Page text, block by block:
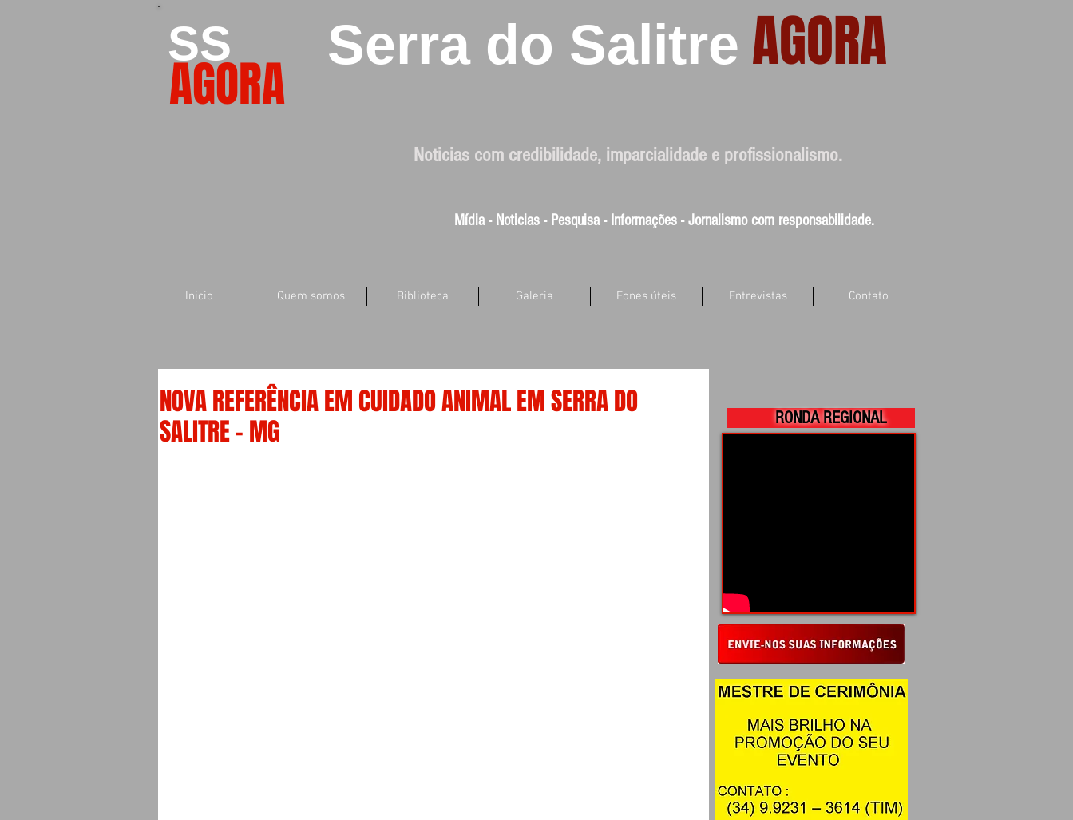
SS
AGORA
Serra do Salitre AGORA
Noticias com credibilidade, imparcialidade e profissionalismo.
Mídia - Noticias - Pesquisa - Informações - Jornalismo com responsabilidade.
Inicio Quem somos Biblioteca Galeria Fones úteis Entrevistas Contato
NOVA REFERÊNCIA EM CUIDADO ANIMAL EM SERRA DO
SALITRE - MG
RONDA REGIONAL